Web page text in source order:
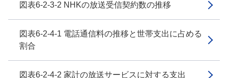
図表6-2-3-2 NHKの放送受信契約数の推移
図表6-2-4-1 電話通信料の推移と世帯支出に占める
割合
図表6-2-4-2 家計の放送サービスに対する支出